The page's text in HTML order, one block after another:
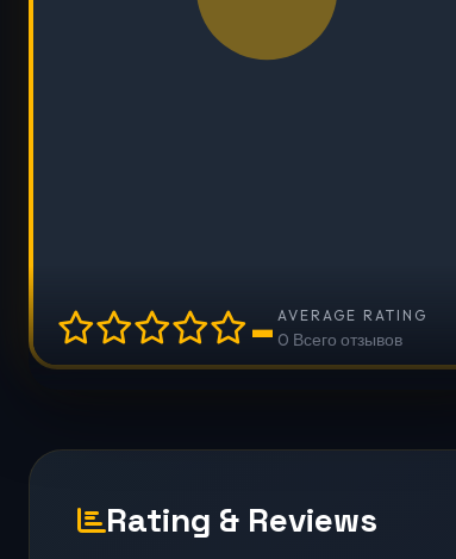
- AVERAGE RATING
0 Всего отзывов
Rating & Reviews